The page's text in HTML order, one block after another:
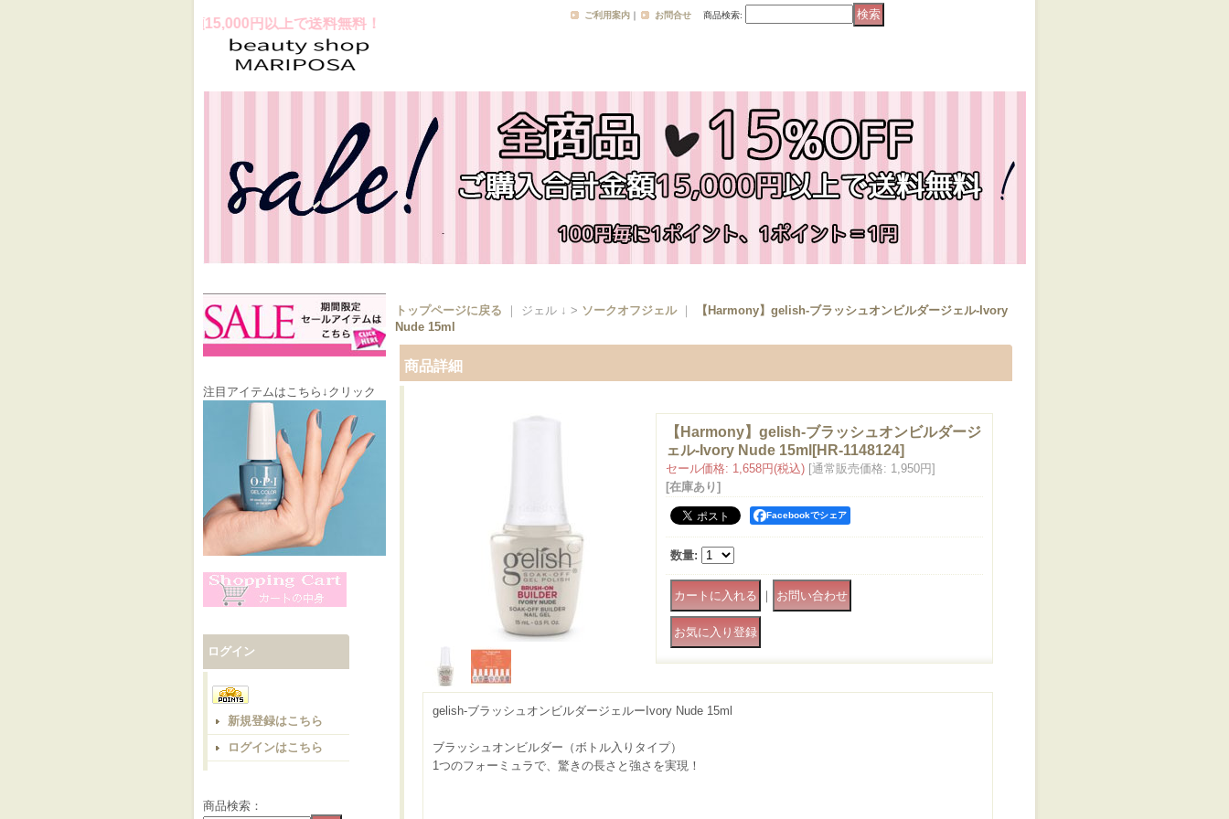
スお買上げ合計金額15,000円以上で送料無料！
ご利用案内 ｜ お問合せ 商品検索:
注目アイテムはこちら↓クリック
ログイン
新規登録はこちら
ログインはこちら
商品検索：
トップページに戻る ｜ ジェル ↓ > ソークオフジェル｜
【Harmony】gelish-ブラッシュオンビルダージェル-Ivory
Nude 15ml
商品詳細
【Harmony】gelish-ブラッシュオンビルダージ
ェル-Ivory Nude 15ml [HR-1148124]
セール価格: 1,658円(税込) [通常販売価格: 1,950円]
[在庫あり]
Facebookでシェア
数量:
｜
gelish-ブラッシュオンビルダージェルーIvory Nude 15ml
ブラッシュオンビルダー（ボトル入りタイプ）
1つのフォーミュラで、驚きの長さと強さを実現！